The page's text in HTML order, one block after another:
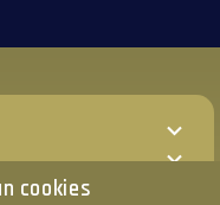
cookies